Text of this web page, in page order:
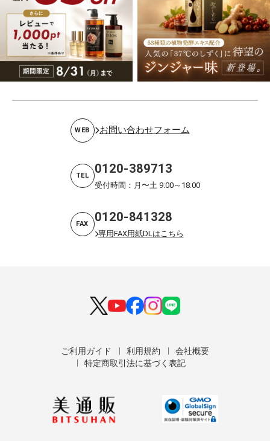
WEB お問い合わせフォーム
TEL 0120-389713
受付時間：月〜土 9:00～18:00
FAX 0120-841328
専用FAX用紙DLはこちら
ご利用ガイド 利用規約
会社概要
特定商取引法に基づく表記